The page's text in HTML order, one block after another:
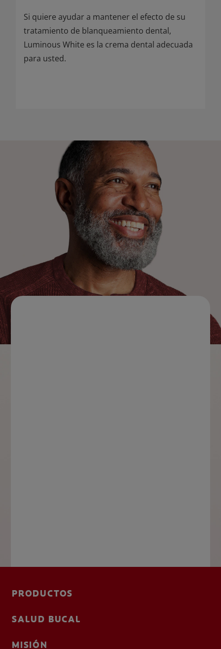
Si quiere ayudar a mantener el efecto de su
tratamiento de blanqueamiento dental,
Luminous White es la crema dental adecuada
para usted.
PRODUCTOS
SALUD BUCAL
MISIÓN